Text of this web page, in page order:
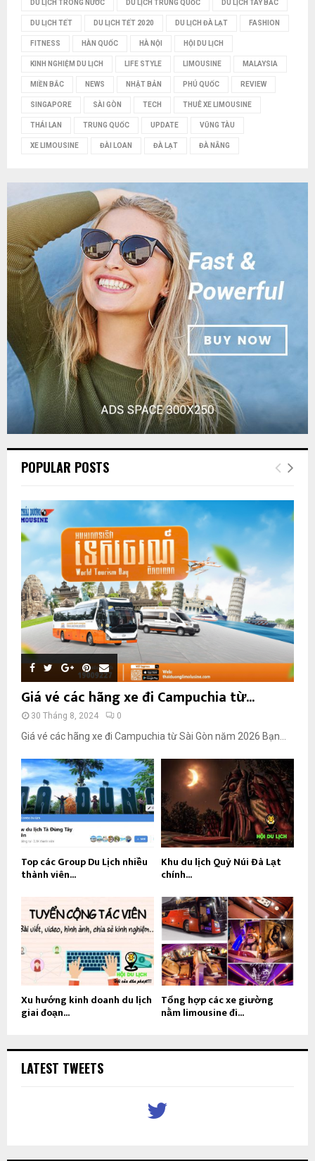
DU LỊCH TRONG NƯỚC DU LỊCH TRUNG QUỐC DU LỊCH TÂY BẮC
DU LỊCH TẾT DU LỊCH TẾT 2020 DU LỊCH ĐÀ LẠT FASHION
FITNESS HÀN QUỐC HÀ NỘI HỘI DU LỊCH
KINH NGHIỆM DU LỊCH LIFE STYLE LIMOUSINE MALAYSIA
MIỀN BẮC NEWS NHẬT BẢN PHÚ QUỐC REVIEW
SINGAPORE SÀI GÒN TECH THUÊ XE LIMOUSINE
THÁI LAN TRUNG QUỐC UPDATE VŨNG TÀU
XE LIMOUSINE ĐÀI LOAN ĐÀ LẠT ĐÀ NẴNG
POPULAR POSTS
Giá vé các hãng xe đi Campuchia từ...
30 Tháng 8, 2024 0
Giá vé các hãng xe đi Campuchia từ Sài Gòn năm 2026 Bạn...
Top các Group Du Lịch nhiều
thành viên...
Khu du lịch Quỷ Núi Đà Lạt
chính...
Xu hướng kinh doanh du lịch
giai đoạn...
Tổng hợp các xe giường
nằm limousine đi...
LATEST TWEETS